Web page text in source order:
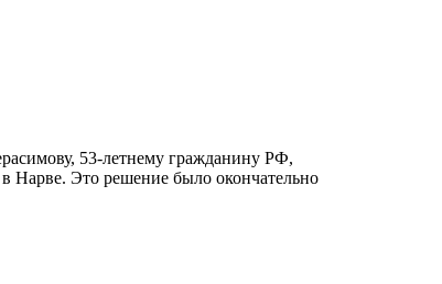
53-летнему гражданину РФ,
Нарве. Это решение было окончательно